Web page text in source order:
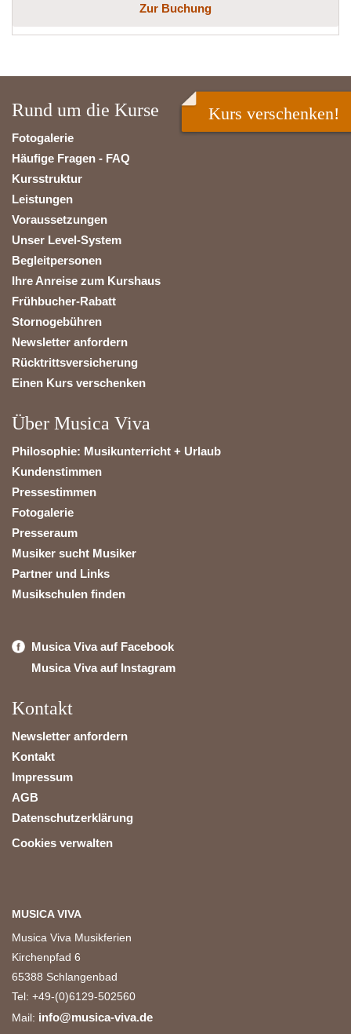
Zur Buchung
Rund um die Kurse
Fotogalerie
Häufige Fragen - FAQ
Kursstruktur
Leistungen
Voraussetzungen
Unser Level-System
Begleitpersonen
Ihre Anreise zum Kurshaus
Frühbucher-Rabatt
Stornogebühren
Newsletter anfordern
Rücktrittsversicherung
Einen Kurs verschenken
Über Musica Viva
Philosophie: Musikunterricht + Urlaub
Kundenstimmen
Pressestimmen
Fotogalerie
Presseraum
Musiker sucht Musiker
Partner und Links
Musikschulen finden
Musica Viva auf Facebook
Musica Viva auf Instagram
Kontakt
Newsletter anfordern
Kontakt
Impressum
AGB
Datenschutzerklärung
Cookies verwalten
MUSICA VIVA
Musica Viva Musikferien
Kirchenpfad 6
65388 Schlangenbad
Tel: +49-(0)6129-502560
Mail: info@musica-viva.de
Kurs verschenken!